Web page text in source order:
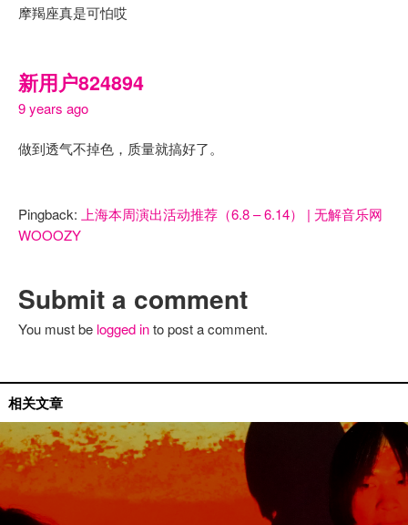
摩羯座真是可怕哎
新用户824894
9 years ago
做到透气不掉色，质量就搞好了。
Pingback: 上海本周演出活动推荐（6.8 – 6.14） | 无解音乐网
WOOOZY
Submit a comment
You must be logged into post a comment.
相关文章
国内艺人